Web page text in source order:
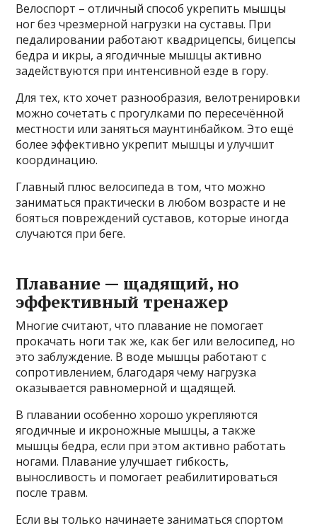
Велоспорт – отличный способ укрепить мышцы
ног без чрезмерной нагрузки на суставы. При
педалировании работают квадрицепсы, бицепсы
бедра и икры, а ягодичные мышцы активно
задействуются при интенсивной езде в гору.
Для тех, кто хочет разнообразия, велотренировки
можно сочетать с прогулками по пересечённой
местности или заняться маунтинбайком. Это ещё
более эффективно укрепит мышцы и улучшит
координацию.
Главный плюс велосипеда в том, что можно
заниматься практически в любом возрасте и не
бояться повреждений суставов, которые иногда
случаются при беге.
Плавание — щадящий, но
эффективный тренажер
Многие считают, что плавание не помогает
прокачать ноги так же, как бег или велосипед, но
это заблуждение. В воде мышцы работают с
сопротивлением, благодаря чему нагрузка
оказывается равномерной и щадящей.
В плавании особенно хорошо укрепляются
ягодичные и икроножные мышцы, а также
мышцы бедра, если при этом активно работать
ногами. Плавание улучшает гибкость,
выносливость и помогает реабилитироваться
после травм.
Если вы только начинаете заниматься спортом